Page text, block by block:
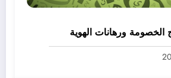
الخصومة ورهانات الهوية